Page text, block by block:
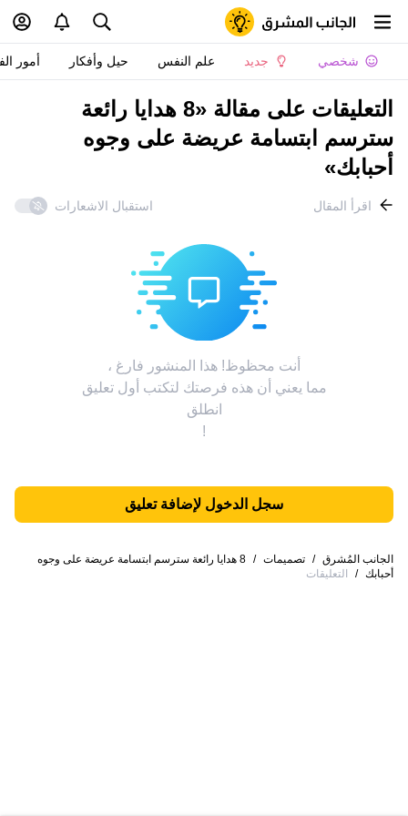
شخصي جديد علم النفس حيل وأفكار أمور
التعليقات على مقالة «8 هدايا رائعة
سترسم ابتسامة عريضة على وجوه
أحبابك»
اقرأ المقال استقبال الاشعارات
أنت محظوظ! هذا المنشور فارغ ،
مما يعني أن هذه فرصتك لتكتب أول تعليق
انطلق
!
سجل الدخول لإضافة تعليق
الجانب المُشرق / تصميمات /
8 هدايا رائعة سترسم ابتسامة عريضة على وجوه
أحبابك / التعليقات